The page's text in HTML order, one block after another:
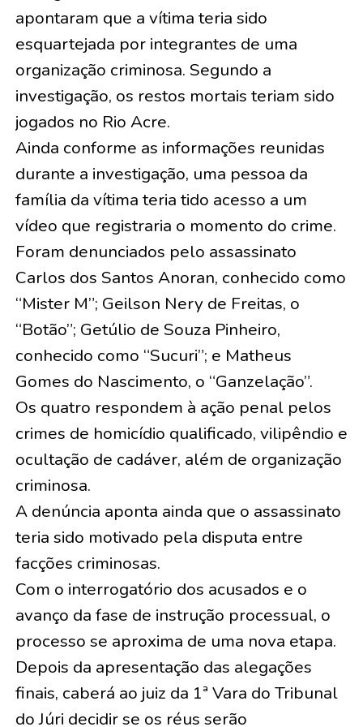
apontaram que a vítima teria sido
esquartejada por integrantes de uma
organização criminosa. Segundo a
investigação, os restos mortais teriam sido
jogados no Rio Acre.
Ainda conforme as informações reunidas
durante a investigação, uma pessoa da
família da vítima teria tido acesso a um
vídeo que registraria o momento do crime.
Foram denunciados pelo assassinato
Carlos dos Santos Anoran, conhecido como
“Mister M”; Geilson Nery de Freitas, o
“Botão”; Getúlio de Souza Pinheiro,
conhecido como “Sucuri”; e Matheus
Gomes do Nascimento, o “Ganzelação”.
Os quatro respondem à ação penal pelos
crimes de homicídio qualificado, vilipêndio e
ocultação de cadáver, além de organização
criminosa.
A denúncia aponta ainda que o assassinato
teria sido motivado pela disputa entre
facções criminosas.
Com o interrogatório dos acusados e o
avanço da fase de instrução processual, o
processo se aproxima de uma nova etapa.
Depois da apresentação das alegações
finais, caberá ao juiz da 1ª Vara do Tribunal
do Júri decidir se os réus serão